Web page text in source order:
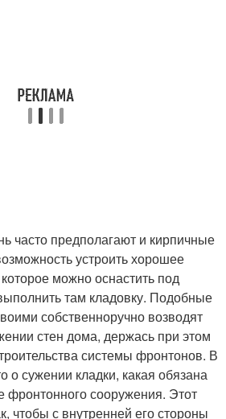
часто предполагают и кирпичные
устроить хорошее
можно оснастить под
там кладовку. Подобные
собственноручно возводят
стен дома, держась при этом
системы фронтонов. В
о сужении кладки, какая обязана
фронтонного сооружения. Этот
чтобы с внутренней его стороны